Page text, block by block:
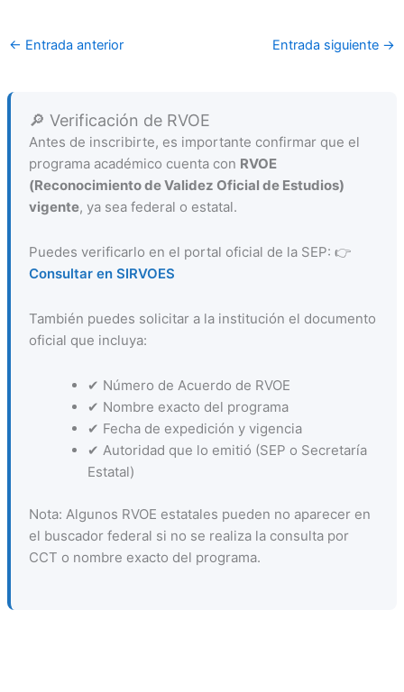
← Entrada anterior Entrada siguiente →
🔎 Verificación de RVOE
Antes de inscribirte, es importante confirmar que el
programa académico cuenta con RVOE
(Reconocimiento de Validez Oficial de Estudios)
vigente, ya sea federal o estatal.
Puedes verificarlo en el portal oficial de la SEP: 👉
Consultar en SIRVOES
También puedes solicitar a la institución el documento
oficial que incluya:
✔ Número de Acuerdo de RVOE
✔ Nombre exacto del programa
✔ Fecha de expedición y vigencia
✔ Autoridad que lo emitió (SEP o Secretaría
Estatal)
Nota: Algunos RVOE estatales pueden no aparecer en
el buscador federal si no se realiza la consulta por
CCT o nombre exacto del programa.